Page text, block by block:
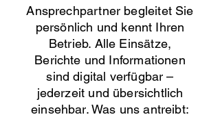
Ansprechpartner begleitet Sie
persönlich und kennt Ihren
Betrieb. Alle Einsätze,
Berichte und Informationen
sind digital verfügbar –
jederzeit und übersichtlich
einsehbar. Was uns antreibt: